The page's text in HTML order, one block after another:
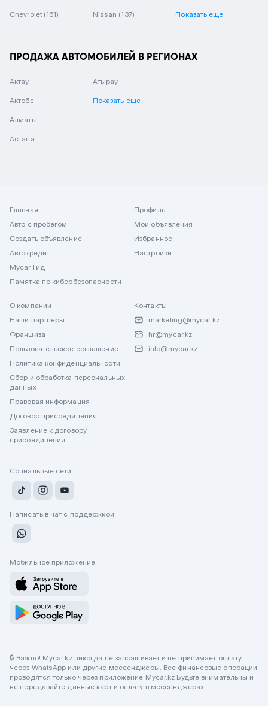
Chevrolet (161) Nissan (137) Показать еще
ПРОДАЖА АВТОМОБИЛЕЙ В РЕГИОНАХ
Актау
Актобе
Алматы
Астана
Атырау
Показать еще
Главная
Авто с пробегом
Создать объявление
Автокредит
Mycar Гид
Памятка по кибербезопасности
Профиль
Мои объявления
Избранное
Настройки
О компании
Наши партнеры
Франшиза
Пользовательское соглашение
Политика конфиденциальности
Сбор и обработка персональных
данных
Правовая информация
Договор присоединения
Заявление к договору
присоединения
Контакты
marketing@mycar.kz
hr@mycar.kz
info@mycar.kz
Социальные сети
Написать в чат с поддержкой
Мобильное приложение
🔒 Важно! Mycar.kz никогда не запрашивает и не принимает оплату
через WhatsApp или другие мессенджеры. Все финансовые операции
проводятся только через приложение Mycar.kz Будьте внимательны и
не передавайте данные карт и оплату в мессенджерах.